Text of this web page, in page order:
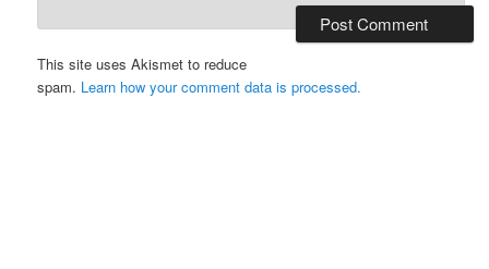
This site uses Akismet to reduce
spam. Learn how your comment data is processed.